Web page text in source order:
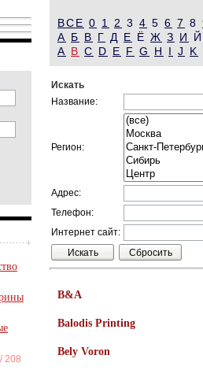
/ 208
ВСЕ 0 1 2 3 4 5 6 7 8
А Б В Г Д Е Ё Ж З И
A B C D E F G H I J K
Искать
Название:
Регион:
Адрес:
Телефон:
Интернет сайт:
B&A
Balodis Printing
Bely Voron